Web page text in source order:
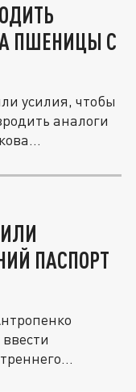
ПШЕНИЦЫ С
усилия, чтобы
аналоги
ПАСПОРТ